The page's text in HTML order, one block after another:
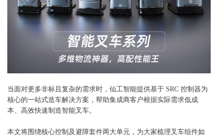
当面对更多非标且复杂的需求时，仙工智能提供基于 SRC 控制器为
核心的一站式造车解决方案，帮助集成商客户根据实际需求低成
本、高效快速制造智能叉车。
本文将围绕核心控制及避障套件两大单元，为大家梳理叉车组件如